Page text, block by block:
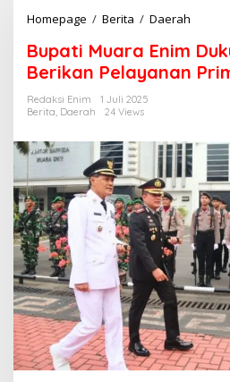
Homepage / Berita / Daerah
p
a
r
a
E
n
i
m
D
u
k
u
n
g
P
o
Bupati Muara Enim
Berikan Pelayanan
Redaksi Enim
1 Juli 2025
Berita, Daerah 24 Views